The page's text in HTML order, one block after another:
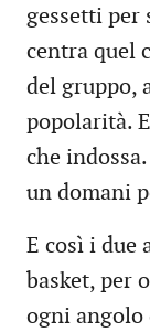
gessetti
centra quel
del gruppo,
popolarità.
che
un domani
E così i due
basket, per
ogni angolo